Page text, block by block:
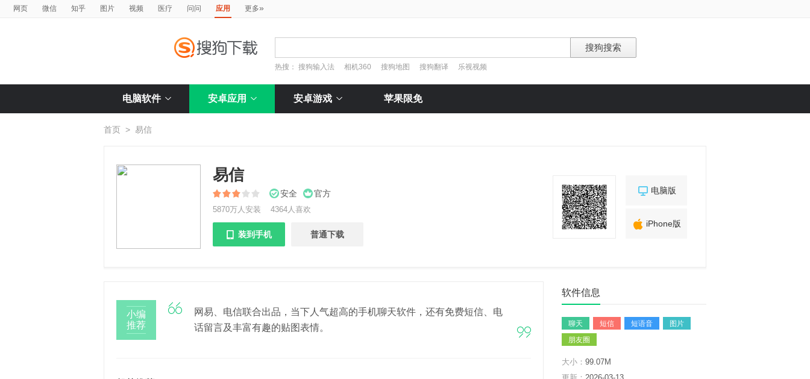
网页 微信 知乎 图片 视频 医疗 问问 应用 更多»
热搜： 搜狗输入法 相机360 搜狗地图 搜狗翻译 乐视视频
电脑软件 安卓应用 安卓游戏 苹果限免
首页 > 易信
 电脑版
 iPhone版
易信
安全 官方
5870万人安装 4364人喜欢
 装到手机 普通下载
小编
推荐

网易、电信联合出品，当下人气超高的手机聊天软件，还有免费短信、电
话留言及丰富有趣的贴图表情。

软件信息
聊天 短信 短语音
图片
朋友圈
大小： 99.07M